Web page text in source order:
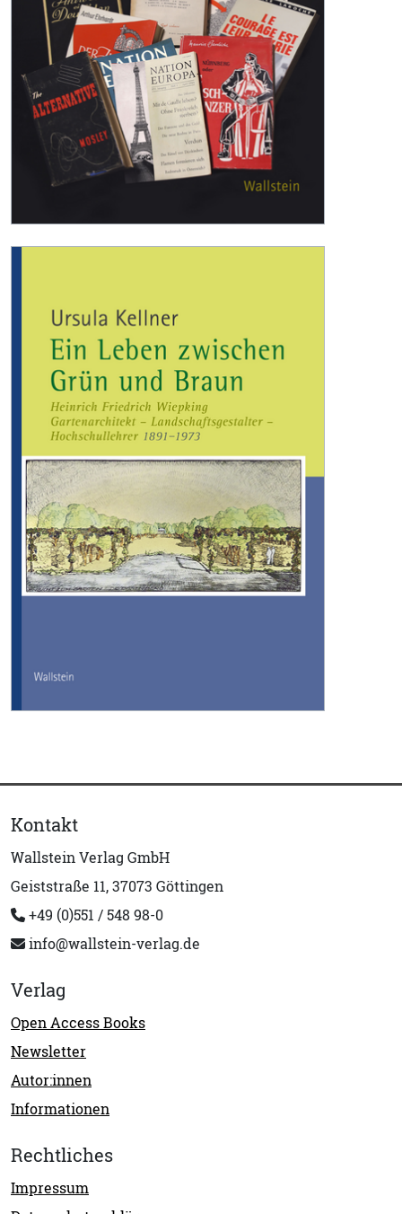
Kontakt
Wallstein Verlag GmbH
Geiststraße 11, 37073 Göttingen
+49 (0)551 / 548 98-0
info@wallstein-verlag.de
Verlag
Open Access Books
Newsletter
Autor:innen
Informationen
Rechtliches
Impressum